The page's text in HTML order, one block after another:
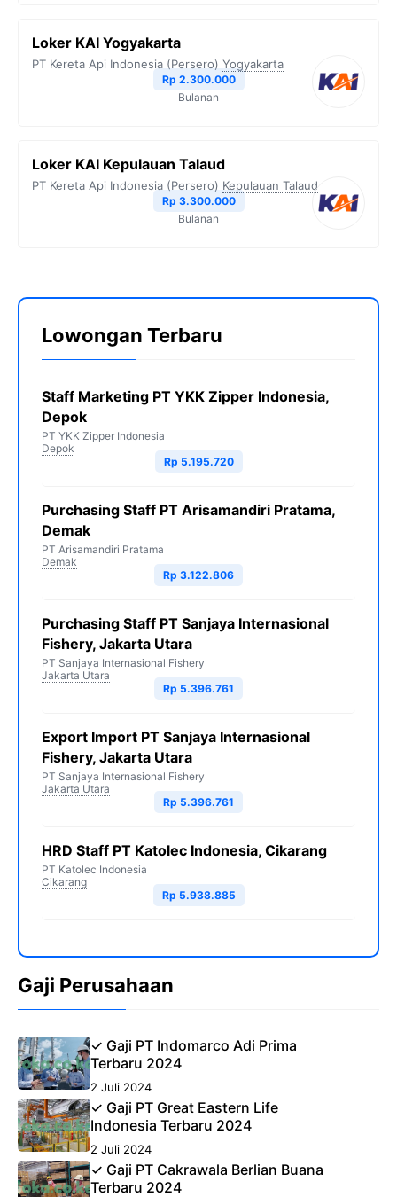
Loker KAI Yogyakarta
PT Kereta Api Indonesia (Persero) Yogyakarta
Rp 2.300.000
Bulanan
Loker KAI Kepulauan Talaud
PT Kereta Api Indonesia (Persero) Kepulauan Talaud
Rp 3.300.000
Bulanan
Lowongan Terbaru
Staff Marketing PT YKK Zipper Indonesia,
Depok
PT YKK Zipper Indonesia
Depok
Rp 5.195.720
Purchasing Staff PT Arisamandiri Pratama,
Demak
PT Arisamandiri Pratama
Demak
Rp 3.122.806
Purchasing Staff PT Sanjaya Internasional
Fishery, Jakarta Utara
PT Sanjaya Internasional Fishery
Jakarta Utara
Rp 5.396.761
Export Import PT Sanjaya Internasional
Fishery, Jakarta Utara
PT Sanjaya Internasional Fishery
Jakarta Utara
Rp 5.396.761
HRD Staff PT Katolec Indonesia, Cikarang
PT Katolec Indonesia
Cikarang
Rp 5.938.885
Gaji Perusahaan
✓ Gaji PT Indomarco Adi Prima
Terbaru 2024
2 Juli 2024
✓ Gaji PT Great Eastern Life
Indonesia Terbaru 2024
2 Juli 2024
✓ Gaji PT Cakrawala Berlian Buana
Terbaru 2024